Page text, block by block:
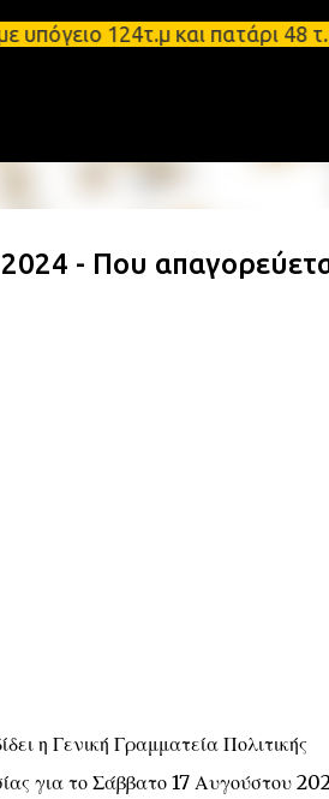
κύριο περιεχόμενο
124τ.μ και πατάρι
- Που
η Γενική Γραμματεία Πολιτικής
για το Σάββατο 17 Αυγούστου